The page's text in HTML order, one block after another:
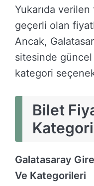
Yukarıda
geçerli olan
Ancak,
sitesinde
kategori
Bilet
Galatasaray
Ve Kategorileri